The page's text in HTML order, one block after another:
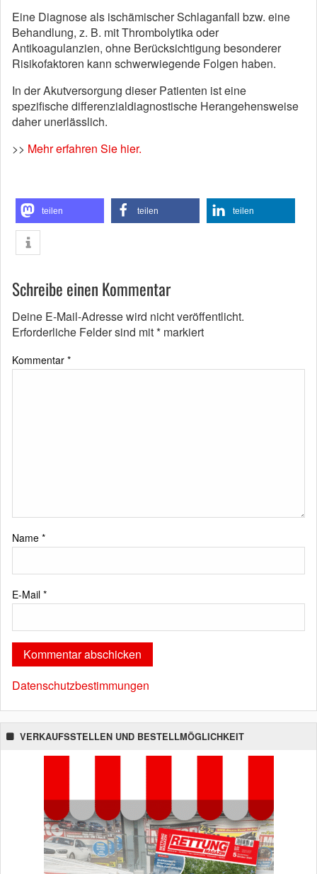
Eine Diagnose als ischämischer Schlaganfall bzw. eine
Behandlung, z. B. mit Thrombolytika oder
Antikoagulanzien, ohne Berücksichtigung besonderer
Risikofaktoren kann schwerwiegende Folgen haben.
In der Akutversorgung dieser Patienten ist eine
spezifische differenzialdiagnostische Herangehensweise
daher unerlässlich.
>> Mehr erfahren Sie hier.
teilen teilen teilen
Schreibe einen Kommentar
Deine E-Mail-Adresse wird nicht veröffentlicht.
Erforderliche Felder sind mit* markiert
Kommentar *
Name *
E-Mail *
Datenschutzbestimmungen
VERKAUFSSTELLEN UND BESTELLMÖGLICHKEIT